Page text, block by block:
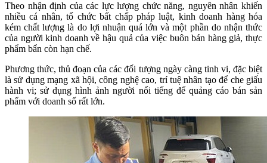
Theo nhận định của các lực lượng chức năng, nguyên nhân khiến
nhiều cá nhân, tổ chức bất chấp pháp luật, kinh doanh hàng hóa
kém chất lượng là do lợi nhuận quá lớn và một phần do nhận thức
của người kinh doanh về hậu quả của việc buôn bán hàng giả, thực
phẩm bẩn còn hạn chế.
Phương thức, thủ đoạn của các đối tượng ngày càng tinh vi, đặc biệt
là sử dụng mạng xã hội, công nghệ cao, trí tuệ nhân tạo để che giấu
hành vi; sử dụng hình ảnh người nổi tiếng để quảng cáo bán sản
phẩm với doanh số rất lớn.